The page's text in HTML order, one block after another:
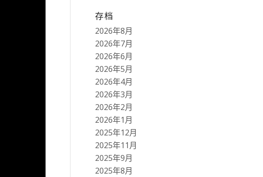
存档
2026年8月
2026年7月
2026年6月
2026年5月
2026年4月
2026年3月
2026年2月
2026年1月
2025年12月
2025年11月
2025年9月
2025年8月